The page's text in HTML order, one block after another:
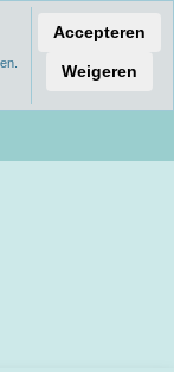
Accepteren
Weigeren